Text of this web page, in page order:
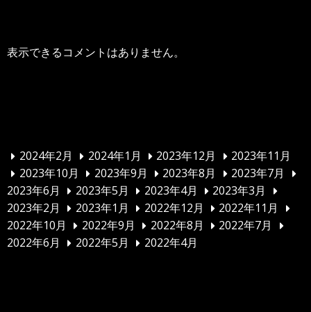
表示できるコメントはありません。
2024年2月 2024年1月 2023年12月
2023年11月
2023年10月
2023年9月 2023年8月
2023年7月
2023年6月
2023年5月 2023年4月
2023年3月
2023年2月
2023年1月 2022年12月
2022年11月
2022年10月
2022年9月 2022年8月
2022年7月
2022年6月
2022年5月 2022年4月